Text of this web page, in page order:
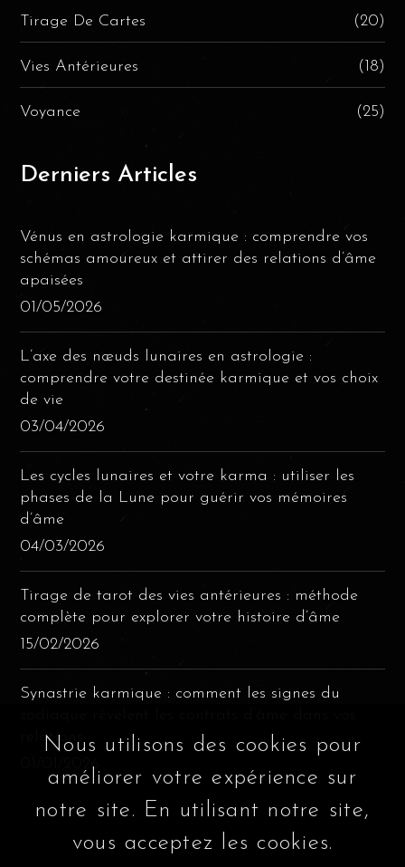
Tirage De Cartes (20)
Vies Antérieures (18)
Voyance (25)
Derniers Articles
Vénus en astrologie karmique : comprendre vos
schémas amoureux et attirer des relations d’âme
apaisées
01/05/2026
L’axe des nœuds lunaires en astrologie :
comprendre votre destinée karmique et vos choix
de vie
03/04/2026
Les cycles lunaires et votre karma : utiliser les
phases de la Lune pour guérir vos mémoires
d’âme
04/03/2026
Tirage de tarot des vies antérieures : méthode
complète pour explorer votre histoire d’âme
15/02/2026
Synastrie karmique : comment les signes du
relations
01/01/2026
Nous utilisons des cookies pour
améliorer votre expérience sur
notre site. En utilisant notre site,
vous acceptez les cookies.